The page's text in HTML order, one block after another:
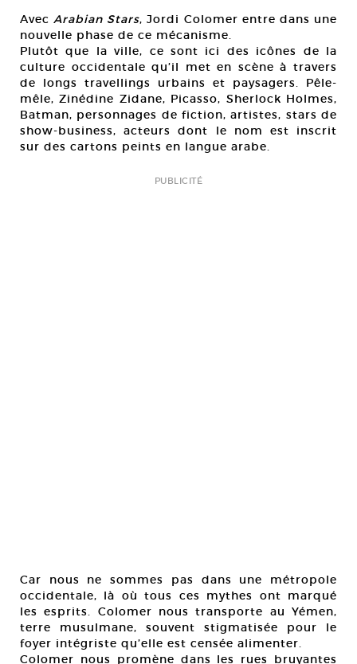
Avec Arabian Stars, Jordi Colomer entre dans une
nouvelle phase de ce mécanisme.
Plutôt que la ville, ce sont ici des icônes de la
culture occidentale qu’il met en scène à travers
de longs travellings urbains et paysagers. Pêle-
mêle, Zinédine Zidane, Picasso, Sherlock Holmes,
Batman, personnages de fiction, artistes, stars de
show-business, acteurs dont le nom est inscrit
sur des cartons peints en langue arabe.
PUBLICITÉ
Car nous ne sommes pas dans une métropole
occidentale, là où tous ces mythes ont marqué
les esprits. Colomer nous transporte au Yémen,
terre musulmane, souvent stigmatisée pour le
foyer intégriste qu’elle est censée alimenter.
Colomer nous promène dans les rues bruyantes